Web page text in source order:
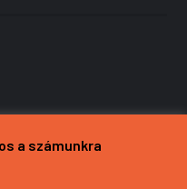
a számunkra